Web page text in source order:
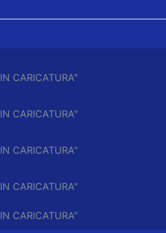
CARICATURA"
CARICATURA"
CARICATURA"
CARICATURA"
CARICATURA"